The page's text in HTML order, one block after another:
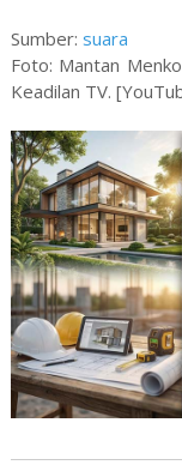
Sumber: suara
Foto: Mantan
Keadilan TV.